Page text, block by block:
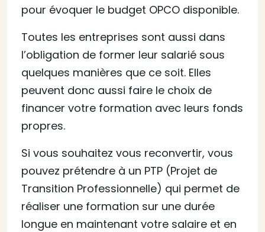
pour évoquer le budget OPCO disponible.
Toutes les entreprises sont aussi dans
l’obligation de former leur salarié sous
quelques manières que ce soit. Elles
peuvent donc aussi faire le choix de
financer votre formation avec leurs fonds
propres.
Si vous souhaitez vous reconvertir, vous
pouvez prétendre à un PTP (Projet de
Transition Professionnelle) qui permet de
réaliser une formation sur une durée
longue en maintenant votre salaire et en